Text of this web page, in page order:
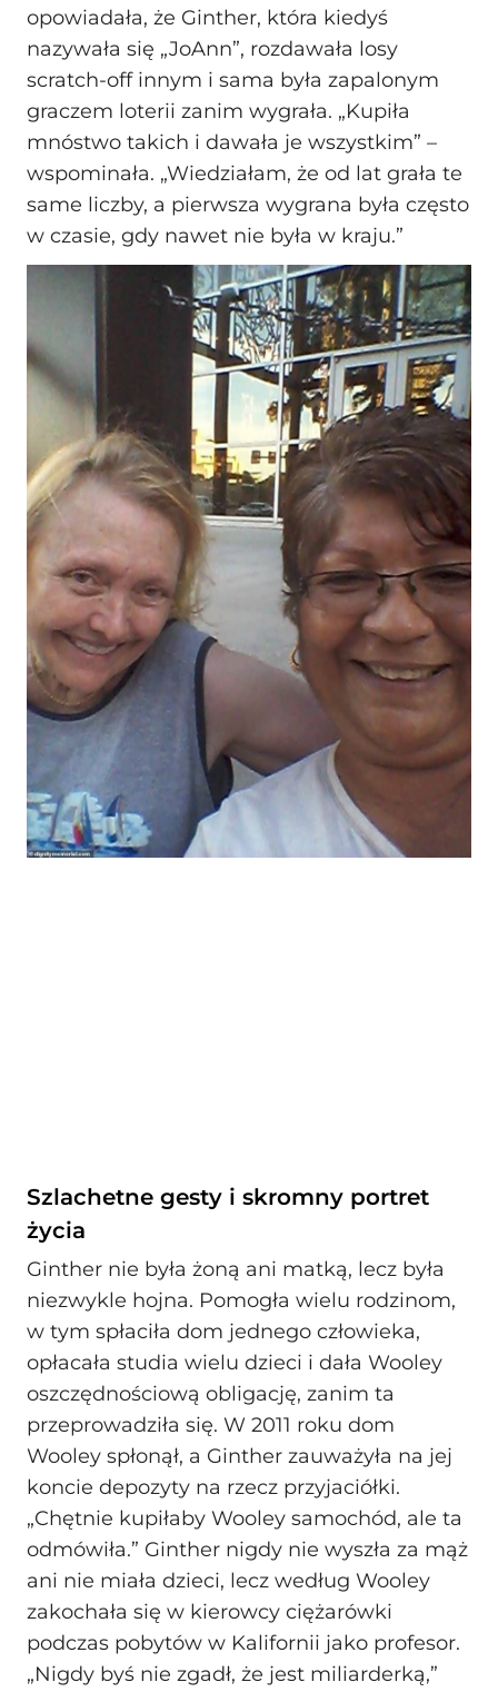
opowiadała, że Ginther, która kiedyś
nazywała się „JoAnn”, rozdawała losy
scratch-off innym i sama była zapalonym
graczem loterii zanim wygrała. „Kupiła
mnóstwo takich i dawała je wszystkim” –
wspominała. „Wiedziałam, że od lat grała te
same liczby, a pierwsza wygrana była często
w czasie, gdy nawet nie była w kraju.”
Szlachetne gesty i skromny portret
życia
Ginther nie była żoną ani matką, lecz była
niezwykle hojna. Pomogła wielu rodzinom,
w tym spłaciła dom jednego człowieka,
opłacała studia wielu dzieci i dała Wooley
oszczędnościową obligację, zanim ta
przeprowadziła się. W 2011 roku dom
Wooley spłonął, a Ginther zauważyła na jej
koncie depozyty na rzecz przyjaciółki.
„Chętnie kupiłaby Wooley samochód, ale ta
odmówiła.” Ginther nigdy nie wyszła za mąż
ani nie miała dzieci, lecz według Wooley
zakochała się w kierowcy ciężarówki
podczas pobytów w Kalifornii jako profesor.
„Nigdy byś nie zgadł, że jest miliarderką,”